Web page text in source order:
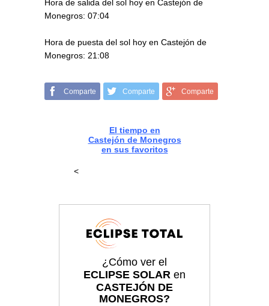
Hora de salida del sol hoy en Castejón de
Monegros: 07:04
Hora de puesta del sol hoy en Castejón de
Monegros: 21:08
Comparte Comparte Comparte
El tiempo en
Castejón de Monegros
en sus favoritos
<
¿Cómo ver el
ECLIPSE SOLAR en
CASTEJÓN DE
MONEGROS?